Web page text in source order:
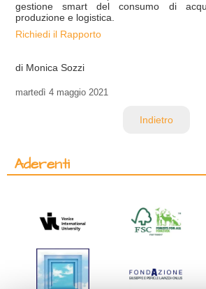
gestione smart del consumo di
produzione e logistica.
Richiedi il Rapporto
di Monica Sozzi
martedì 4 maggio 2021
Indietro
Aderenti